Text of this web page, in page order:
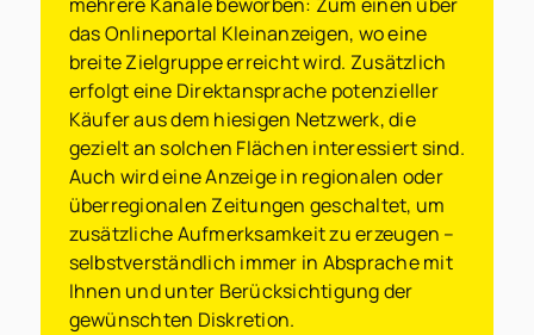
das Onlineportal Kleinanzeigen, wo eine
breite Zielgruppe erreicht wird. Zusätzlich
erfolgt eine Direktansprache potenzieller
Käufer aus dem hiesigen Netzwerk, die
gezielt an solchen Flächen interessiert sind.
Auch wird eine Anzeige in regionalen oder
überregionalen Zeitungen geschaltet, um
zusätzliche Aufmerksamkeit zu erzeugen –
selbstverständlich immer in Absprache mit
Ihnen und unter Berücksichtigung der
gewünschten Diskretion.